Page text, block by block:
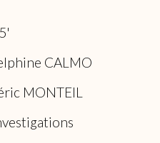
CALMO
MONTEIL